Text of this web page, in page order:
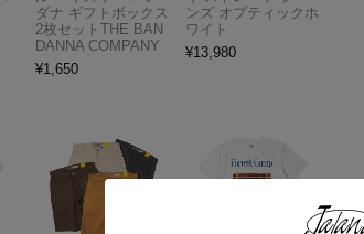
ダナ ギフトボックス
2枚セットTHE BAN
DANNA COMPANY
¥1,650
ンズ オプティックホ
ワイト
¥13,980